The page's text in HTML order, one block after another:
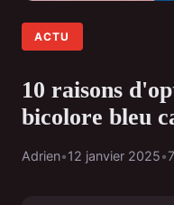
ACTU
10 raisons
bicolore bleu
Adrien•12 janvier 2025•